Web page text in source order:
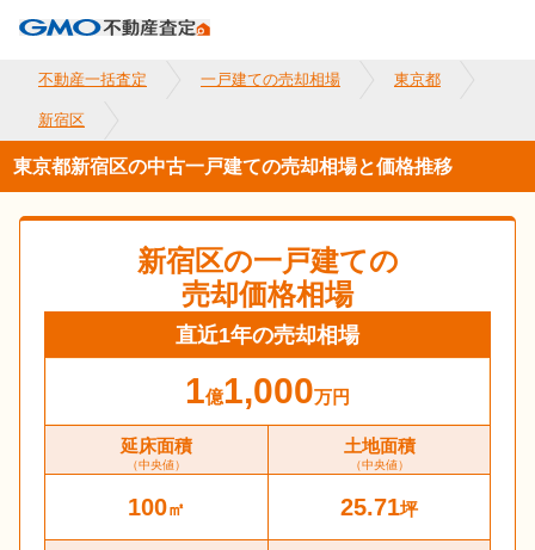
不動産一括査定 一戸建ての売却相場 東京都
新宿区
東京都新宿区の中古一戸建ての売却相場と価格推移
新宿区の一戸建ての
売却価格相場
直近1年の売却相場
1億1,000万円
延床面積
（中央値）
土地面積
（中央値）
100㎡ 25.71坪